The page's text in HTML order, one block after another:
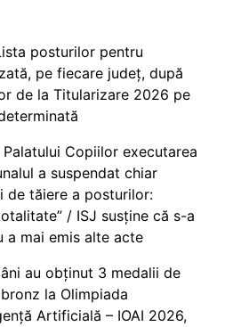
posturilor pentru
pe fiecare județ, după
de la Titularizare 2026 pe
Copiilor executarea
a suspendat chiar
de tăiere a posturilor:
/ ISJ susține că s-a
a mai emis alte acte
au obținut 3 medalii de
la Olimpiada
Artificială – IOAI 2026,